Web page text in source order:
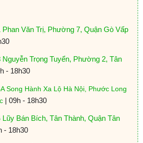
Phan Văn Trị, Phường 7, Quận Gò Vấp
Nguyễn Trọng Tuyển, Phường 2, Tân
- 18h30
Song Hành Xa Lộ Hà Nội, Phước Long
| 09h - 18h30
Lũy Bán Bích, Tân Thành, Quận Tân
- 18h30